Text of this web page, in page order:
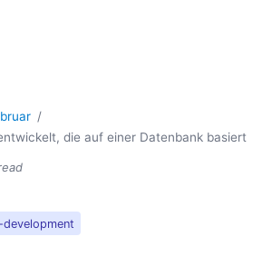
die auf einer Datenbank basiert
development